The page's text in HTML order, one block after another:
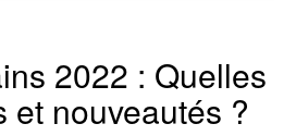
2022 : Quelles
et nouveautés ?